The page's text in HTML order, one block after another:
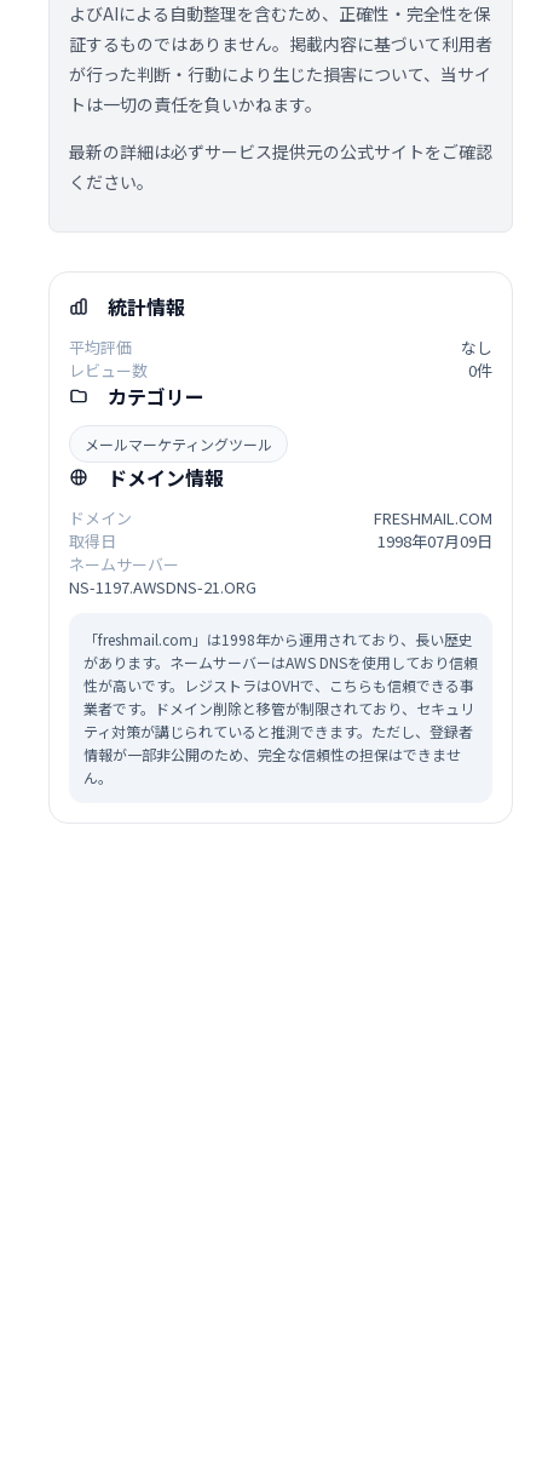
よびAIによる自動整理を含むため、正確性・完全性を保
証するものではありません。掲載内容に基づいて利用者
が行った判断・行動により生じた損害について、当サイ
トは一切の責任を負いかねます。
最新の詳細は必ずサービス提供元の公式サイトをご確認
ください。
統計情報
平均評価
なし
レビュー数
0件
カテゴリー
メールマーケティングツール
ドメイン情報
ドメイン
FRESHMAIL.COM
取得日
1998年07月09日
ネームサーバー
NS-1197.AWSDNS-21.ORG
「freshmail.com」は1998年から運用されており、長い歴史
があります。ネームサーバーはAWS DNSを使用しており信頼
性が高いです。レジストラはOVHで、こちらも信頼できる事
業者です。ドメイン削除と移管が制限されており、セキュリ
ティ対策が講じられていると推測できます。ただし、登録者
情報が一部非公開のため、完全な信頼性の担保はできませ
ん。